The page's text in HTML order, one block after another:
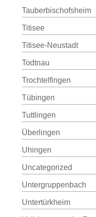
Tauberbischofsheim
Titisee
Titisee-Neustadt
Todtnau
Trochtelfingen
Tübingen
Tuttlingen
Überlingen
Uhingen
Uncategorized
Untergruppenbach
Untertürkheim